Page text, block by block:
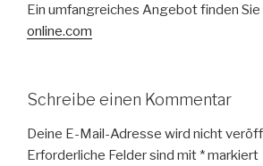
Ein umfangreiches Angebot finden Sie
online.com
Schreibe einen Kommentar
Deine E-Mail-Adresse wird nicht
Erforderliche Felder sind mit *markiert